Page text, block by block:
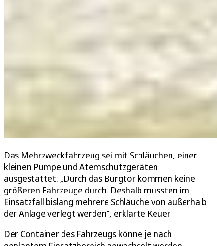
Das Mehrzweckfahrzeug sei mit Schläuchen, einer
kleinen Pumpe und Atemschutzgeräten
ausgestattet. „Durch das Burgtor kommen keine
größeren Fahrzeuge durch. Deshalb mussten im
Einsatzfall bislang mehrere Schläuche von außerhalb
der Anlage verlegt werden“, erklärte Keuer.
Der Container des Fahrzeugs könne je nach